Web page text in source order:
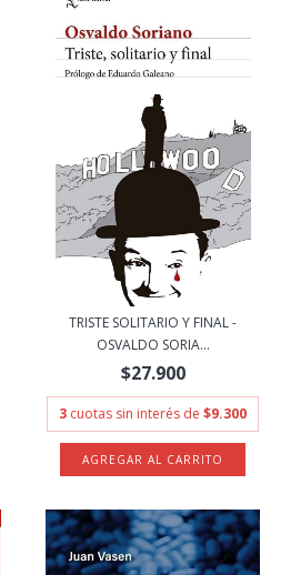
TRISTE SOLITARIO Y FINAL -
OSVALDO SORIA...
$27.900
3 cuotas sin interés de$9.300